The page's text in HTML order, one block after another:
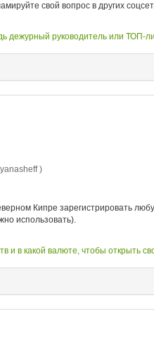
свой вопрос в других
дежурный руководитель или
)
Кипре зарегистрировать
использовать).
и в какой валюте, чтобы открыть